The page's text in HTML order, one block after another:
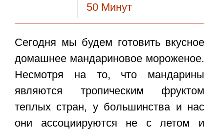
50 Минут
Сегодня мы будем готовить вкусное
домашнее мандариновое мороженое.
Несмотря на то, что мандарины
являются тропическим фруктом
теплых стран, у большинства и нас
они ассоциируются не с летом и